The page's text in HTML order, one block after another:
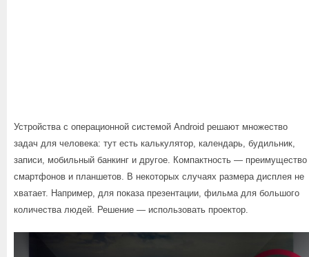
Устройства с операционной системой Android решают множество
задач для человека: тут есть калькулятор, календарь, будильник,
записи, мобильный банкинг и другое. Компактность — преимущество
смартфонов и планшетов. В некоторых случаях размера дисплея не
хватает. Например, для показа презентации, фильма для большого
количества людей. Решение — использовать проектор.